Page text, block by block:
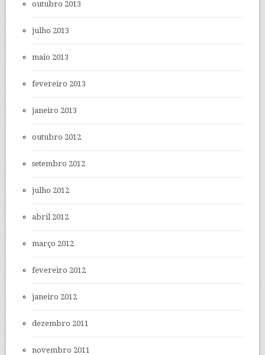
outubro 2013
julho 2013
maio 2013
fevereiro 2013
janeiro 2013
outubro 2012
setembro 2012
julho 2012
abril 2012
março 2012
fevereiro 2012
janeiro 2012
dezembro 2011
novembro 2011